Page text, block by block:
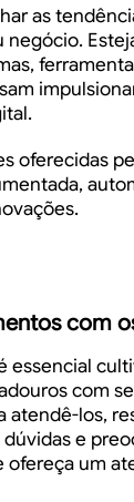
as
negócio.
oferecidas
com
essencial
com
atendê-los,
e
ofereça um